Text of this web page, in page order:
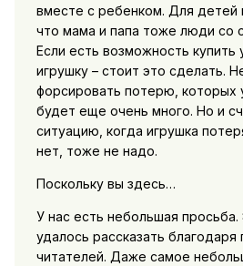
вместе с ребенком. Для детей
что мама и папа тоже люди со
Если есть возможность купить
игрушку – стоит это сделать.
форсировать потерю, которых
будет еще очень много. Но и
ситуацию, когда игрушка
нет, тоже не надо.
Поскольку вы здесь…
У нас есть небольшая
удалось рассказать
читателей. Даже самое